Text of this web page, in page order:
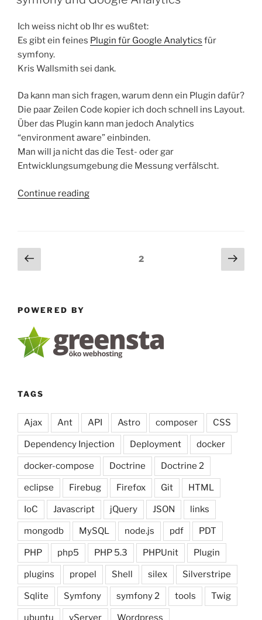
Leopard”
Ich weiss nicht ob Ihr es wußtet:
Es gibt ein feines Plugin für Google Analytics für
symfony.
Kris Wallsmith sei dank.
Da kann man sich fragen, warum denn ein Plugin dafür?
Die paar Zeilen Code kopier ich doch schnell ins Layout.
Über das Plugin kann man jedoch Analytics
“environment aware” einbinden.
Man will ja nicht das die Test- oder gar
Entwicklungsumgebung die Messung verfälscht.
Continue reading“symfony
Posts
pagination
Previous
page
Page2
Next
page
POWERED BY
TAGS
Ajax Ant API Astro composer CSS
Dependency Injection Deployment docker
docker-compose Doctrine Doctrine 2
eclipse Firebug Firefox Git HTML
IoC Javascript jQuery JSON links
mongodb MySQL node.js pdf PDT
PHP php5 PHP 5.3 PHPUnit Plugin
plugins propel Shell silex Silverstripe
Sqlite Symfony symfony 2 tools Twig
ubuntu vServer Wordpress